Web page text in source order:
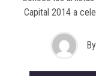
Capital 2014 a
By